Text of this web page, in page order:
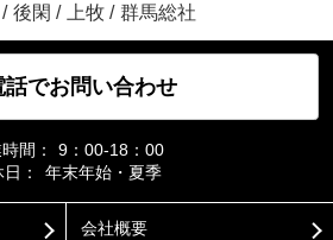
/ 後閑 / 上牧 / 群馬総社
話でお問い合わせ
間：
9：00-18：00
：
年末年始・夏季
会社概要